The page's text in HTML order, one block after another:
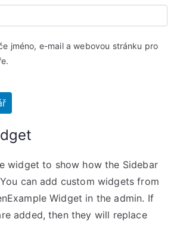
jméno, e-mail a webovou stránku pro
widget to show how the Sidebar
can add custom widgets from
Widget in the admin. If
added, then they will replace